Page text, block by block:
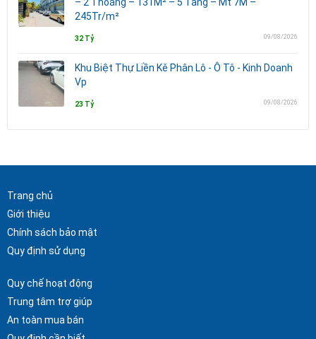
245Tr/m²
32 Tỷ 09/08/2026
Khu Biệt Thự Liền Kě Phân Lô - Ô Tô - Kinh Doanh
Vp
23 Tỷ 09/08/2026
Trang chủ
Giới thiệu
Chính sách bảo mật
Quy định sử dụng
Quy chế hoạt động
Trung tâm trợ giúp
An toàn mua bán